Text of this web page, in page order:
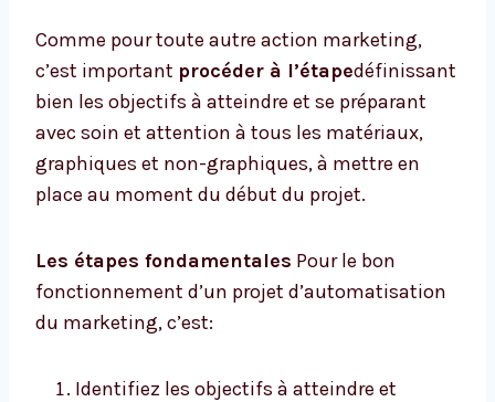
Comme pour toute autre action marketing,
c’est important procéder à l’étapedéfinissant
bien les objectifs à atteindre et se préparant
avec soin et attention à tous les matériaux,
graphiques et non-graphiques, à mettre en
place au moment du début du projet.
Les étapes fondamentales Pour le bon
fonctionnement d’un projet d’automatisation
du marketing, c’est:
Identifiez les objectifs à atteindre et